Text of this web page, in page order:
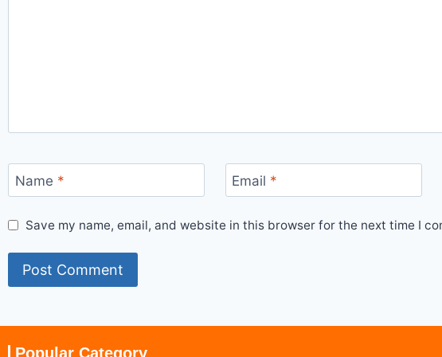
Name * Email *
Save my name, email, and website in this browser for the next time I
Popular Category